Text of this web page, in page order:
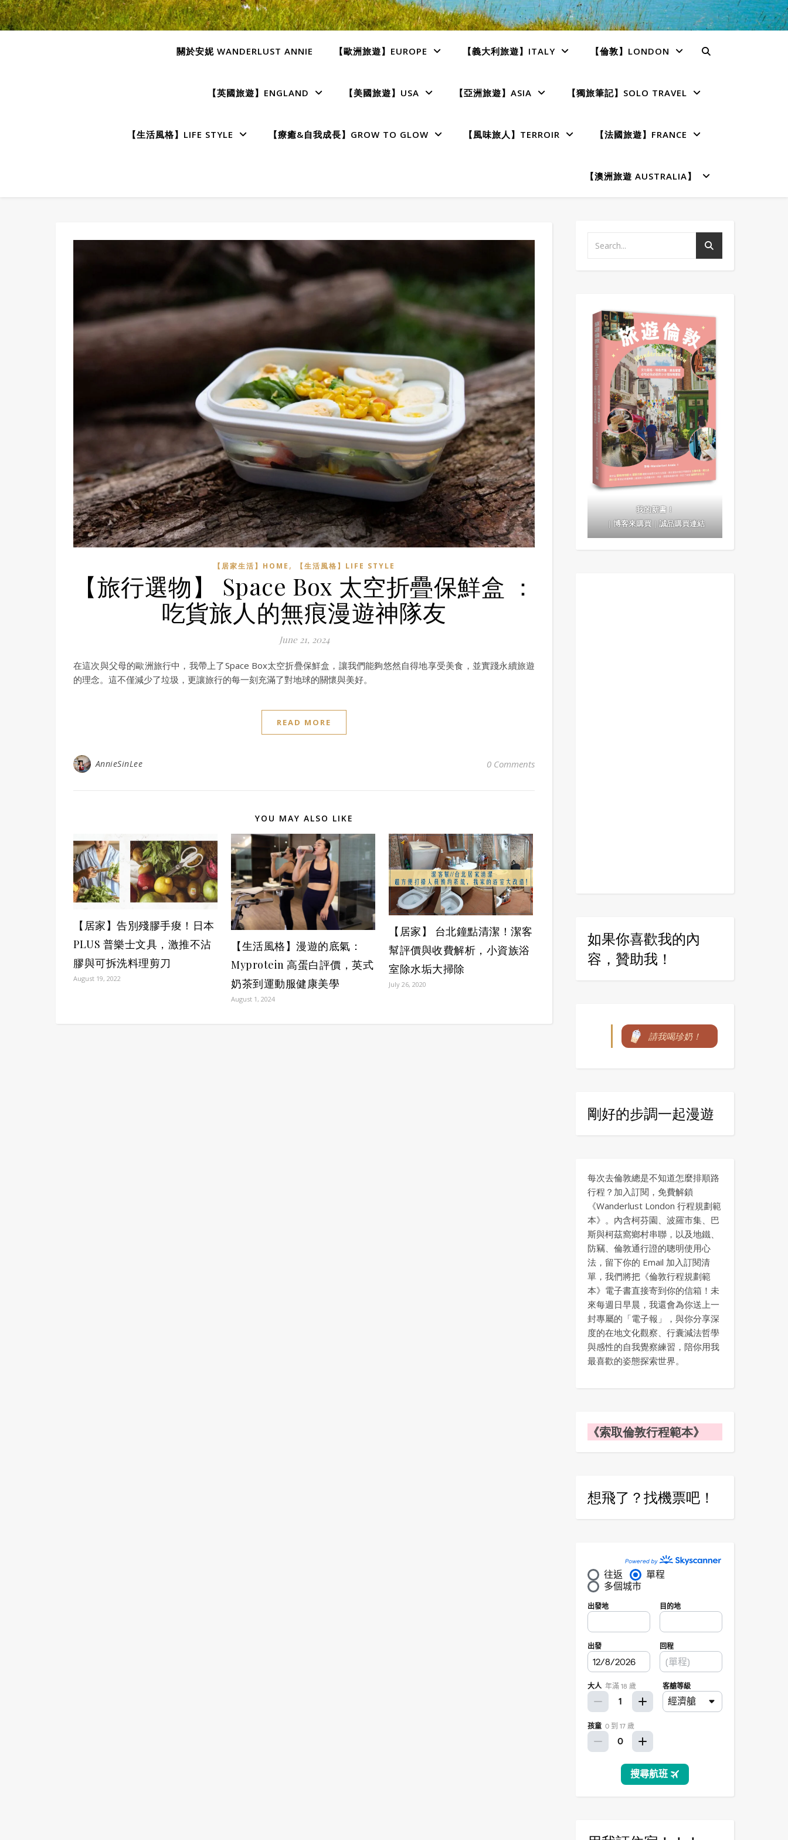
關於安妮 WANDERLUST ANNIE 【歐洲旅遊】EUROPE 【義大利旅遊】ITALY 【倫敦】LONDON
【英國旅遊】ENGLAND 【美國旅遊】USA 【亞洲旅遊】ASIA 【獨旅筆記】SOLO TRAVEL
【生活風格】LIFE STYLE 【療癒&自我成長】GROW TO GLOW 【風味旅人】TERROIR 【法國旅遊】FRANCE
【澳洲旅遊 AUSTRALIA】
【居家生活】HOME , 【生活風格】LIFE STYLE
【旅行選物】 Space Box 太空折疊保鮮盒 ：
吃貨旅人的無痕漫遊神隊友
June 21, 2024
在這次與父母的歐洲旅行中，我帶上了Space Box太空折疊保鮮盒，讓我們能夠悠然自得地享受美食，並實踐永續旅遊
的理念。這不僅減少了垃圾，更讓旅行的每一刻充滿了對地球的關懷與美好。
READ MORE
AnnieSinLee 0 Comments
YOU MAY ALSO LIKE
【居家】告別殘膠手痠！日本
PLUS 普樂士文具，激推不沾
膠與可拆洗料理剪刀
August 19, 2022
【生活風格】漫遊的底氣：
Myprotein 高蛋白評價，英式
奶茶到運動服健康美學
August 1, 2024
【居家】 台北鐘點清潔！潔客
幫評價與收費解析，小資族浴
室除水垢大掃除
July 26, 2020
我的新書！
｜博客來購買｜誠品購買連結
如果你喜歡我的內
容，贊助我！
請我喝珍奶！
剛好的步調一起漫遊
每次去倫敦總是不知道怎麼排順路
行程？加入訂閱，免費解鎖
《Wanderlust London 行程規劃範
本》。內含柯芬園、波羅市集、巴
斯與柯茲窩鄉村串聯，以及地鐵、
防竊、倫敦通行證的聰明使用心
法，留下你的 Email 加入訂閱清
單，我們將把《倫敦行程規劃範
本》電子書直接寄到你的信箱！未
來每週日早晨，我還會為你送上一
封專屬的「電子報」，與你分享深
度的在地文化觀察、行囊減法哲學
與感性的自我覺察練習，陪你用我
最喜歡的姿態探索世界。
《索取倫敦行程範本》
想飛了？找機票吧！